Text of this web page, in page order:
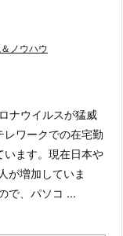
ノウハウ
ナウイルスが猛威
レワークでの在宅勤
います。現在日本や
が増加していま
で、パソコ ...